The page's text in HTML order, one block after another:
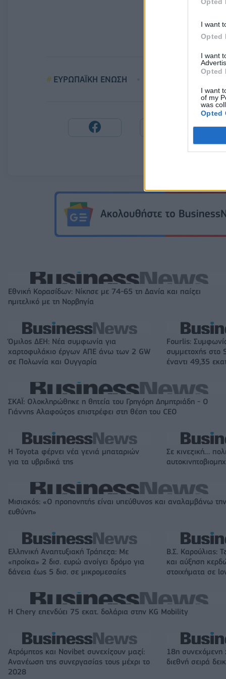
I want
Opted
I want
Opted
I want
of my
was
Opted
ΕΥΡΩΠΑΪΚΗ ΕΝΩΣΗ
Εθνική Κορασίδων: Νίκησε με 74-65 τη Δανία και παίζει
ημιτελικό με τη Νορβηγία
Όμιλος ΔΕΗ: Νέα συμφωνία για
χαρτοφυλάκιο έργων ΑΠΕ άνω των 2 GW
σε Πολωνία και Ουγγαρία
Fourlis:
συμμετοχής
έναντι 49,35
ΣΚΑΪ: Ολοκληρώθηκε η θητεία του Γρηγόρη Δημητριάδη - Ο
Γιάννης Αλαφούζος επιστρέφει στη θέση του CEO
Η Toyota φέρνει νέα γενιά μπαταριών
για τα υβριδικά της
Σε κινεζική…
Μισιακός: «Ο προπονητής είναι υπεύθυνος και αναλαμβάνω την
ευθύνη»
Ελληνική Αναπτυξιακή Τράπεζα: Με
«προίκα» 2 δισ. ευρώ ανοίγει δρόμο για
δάνεια έως 5 δισ. σε μικρομεσαίες
Β.Σ. Καρούλιας:
και αύξηση
στοιχήματα σε
Η Chery επενδύει 75 εκατ. δολάρια στην KG Mobility
Ατρόμητος και Novibet συνεχίζουν μαζί:
Ανανέωση της συνεργασίας τους μέχρι το
2028
18η συνεχόμενη
διεθνή σειρά